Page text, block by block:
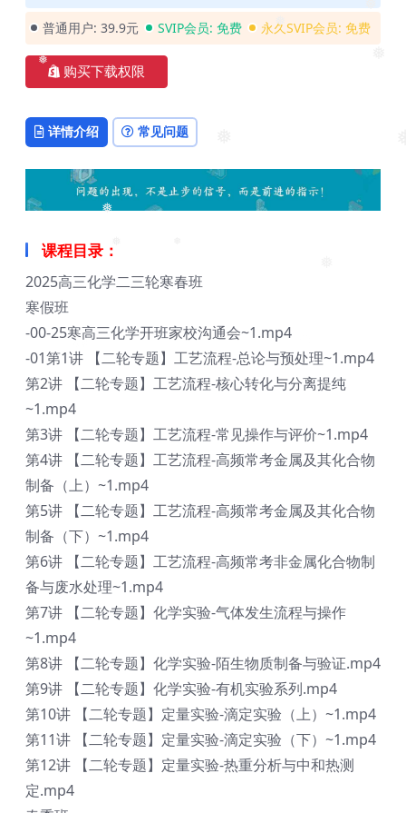
❅
❅
❅
普通用户: 39.9元 SVIP会员: 免费 永久SVIP会员: 免费
购买下载权限
详情介绍 常见问题
课程目录：
2025高三化学二三轮寒春班
寒假班
-00-25寒高三化学开班家校沟通会~1.mp4
-01第1讲 【二轮专题】工艺流程-总论与预处理~1.mp4
第2讲 【二轮专题】工艺流程-核心转化与分离提纯
~1.mp4
第3讲 【二轮专题】工艺流程-常见操作与评价~1.mp4
第4讲 【二轮专题】工艺流程-高频常考金属及其化合物
制备（上）~1.mp4
第5讲 【二轮专题】工艺流程-高频常考金属及其化合物
制备（下）~1.mp4
第6讲 【二轮专题】工艺流程-高频常考非金属化合物制
备与废水处理~1.mp4
第7讲 【二轮专题】化学实验-气体发生流程与操作
~1.mp4
第8讲 【二轮专题】化学实验-陌生物质制备与验证.mp4
第9讲 【二轮专题】化学实验-有机实验系列.mp4
第10讲 【二轮专题】定量实验-滴定实验（上）~1.mp4
第11讲 【二轮专题】定量实验-滴定实验（下）~1.mp4
第12讲 【二轮专题】定量实验-热重分析与中和热测
定.mp4